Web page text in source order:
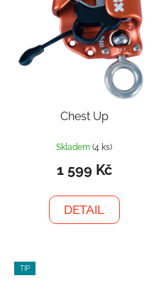
Chest Up
Skladem(4 ks)
1 599 Kč
DETAIL
TIP